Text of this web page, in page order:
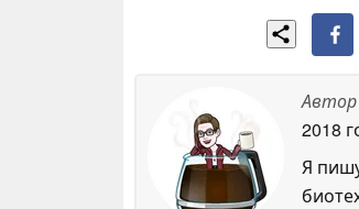
Автор
2018
Я